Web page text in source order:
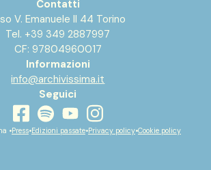
Contatti
V. Emanuele II 44 Torino
Tel. +39 349 2887997
CF: 97804960017
Informazioni
info@archivissima.it
Seguici
facebook
spotifyyoutubeinstagram
•Press•Edizioni passate•Privacy policy•Cookie policy